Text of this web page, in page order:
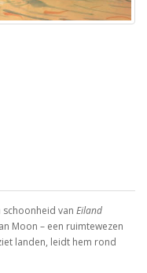
van Eiland
Moon – een ruimtewezen
landen, leidt hem rond